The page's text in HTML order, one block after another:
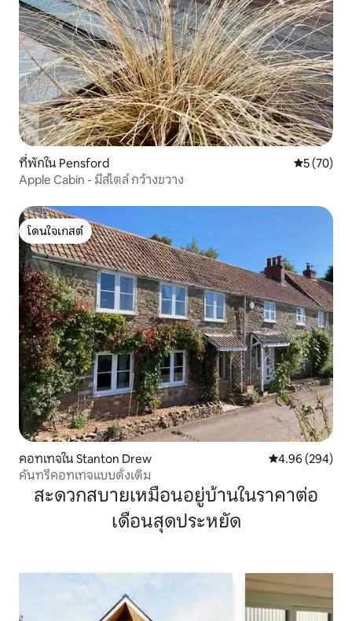
ที่พักใน Pensford คะแนนเฉลี่
5 (70)
Apple Cabin - มีสไตล์ กว้างขวาง
โดนใจเกสต์
โดนใจเกสต์
คอทเทจใน Stanton Drew คะแนนเฉลี่ย
4.96 (294)
คันทรีคอทเทจแบบดั้งเดิม
สะดวกสบายเหมือนอยู่บ้านในราคาต่อ
เดือนสุดประหยัด